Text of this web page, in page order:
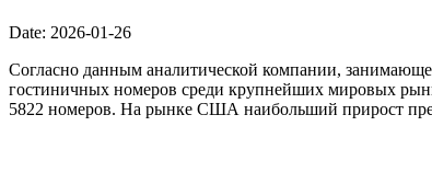
Date: 2026-01-26
Согласно данным аналитической компании,
гостиничных номеров среди крупнейших мировых
5822 номеров. На рынке США наибольший прирост